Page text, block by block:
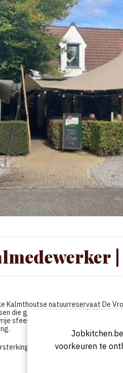
Kalmthoutse natuurreservaat De
die graag genieten van lekker eten
sfeer, is bij De Heihoeve aan het
voorkeuren te